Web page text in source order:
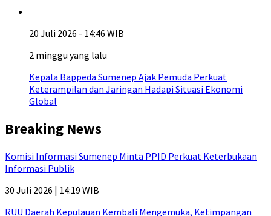
20 Juli 2026 - 14:46 WIB
2 minggu yang lalu
Kepala Bappeda Sumenep Ajak Pemuda Perkuat
Keterampilan dan Jaringan Hadapi Situasi Ekonomi
Global
Breaking News
Komisi Informasi Sumenep Minta PPID Perkuat Keterbukaan
Informasi Publik
30 Juli 2026 | 14:19 WIB
RUU Daerah Kepulauan Kembali Mengemuka, Ketimpangan